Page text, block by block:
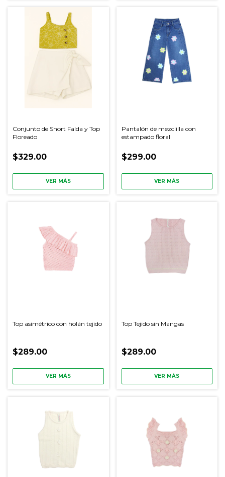
Conjunto de Short Falda y Top
Floreado
$329.00
VER MÁS
Pantalón de mezclilla con
estampado floral
$299.00
VER MÁS
Top asimétrico con holán tejido
$289.00
VER MÁS
Top Tejido sin Mangas
$289.00
VER MÁS